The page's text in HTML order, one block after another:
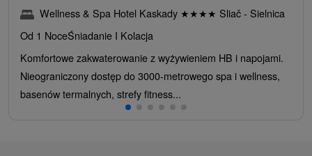
Wellness & Spa Hotel Kaskady ★★★★ Sliač - Sielnica
Od 1 NoceŚniadanie I Kolacja
Komfortowe zakwaterowanie z wyżywieniem HB i napojami.
Nieograniczony dostęp do 3000-metrowego spa i wellness,
basenów termalnych, strefy fitness...